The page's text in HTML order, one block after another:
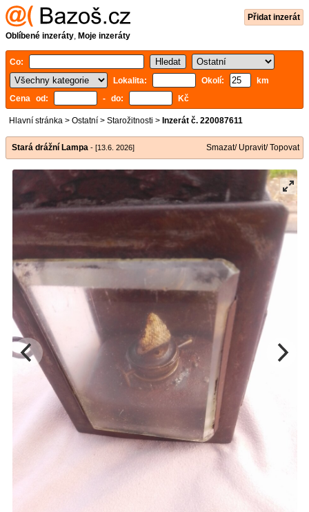
Přidat inzerát
Oblíbené inzeráty, Moje inzeráty
Co:
Lokalita:
Okolí:
km
Cena od:
- do: Kč
Hlavní stránka > Ostatní > Starožitnosti > Inzerát č. 220087611
Stará drážní Lampa - [13.6. 2026] Smazat/ Upravit/ Topovat